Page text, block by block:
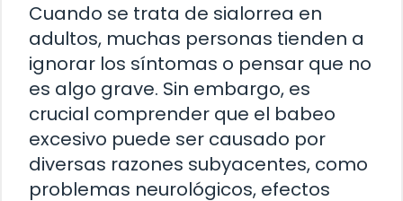
Cuando se trata de sialorrea en
adultos, muchas personas tienden a
ignorar los síntomas o pensar que no
es algo grave. Sin embargo, es
crucial comprender que el babeo
excesivo puede ser causado por
diversas razones subyacentes, como
problemas neurológicos, efectos